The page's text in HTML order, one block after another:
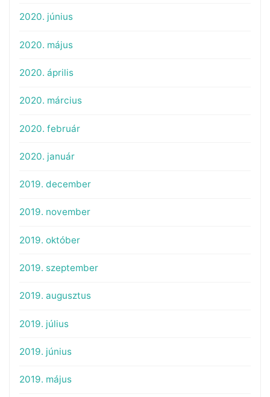
2020. június
2020. május
2020. április
2020. március
2020. február
2020. január
2019. december
2019. november
2019. október
2019. szeptember
2019. augusztus
2019. július
2019. június
2019. május